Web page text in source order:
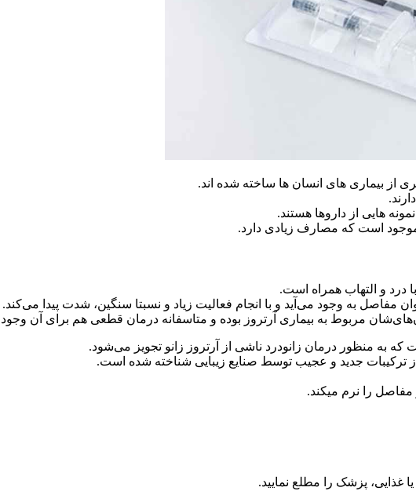
از بیماری های انسان ها ساخته شده اند.
هایی از داروها هستند.
موجود است که مصارف زیادی دارد.
درد و التهاب همراه است.
مفاصل به وجود می‌آید و با انجام فعالیت‌ زیاد و نسبتا سنگین، شدت پیدا می‌کند.
مربوط به بیماری آرتروز بوده و متاسفانه درمان قطعی هم برای آن وجود
ترکیبات جدید و عجیب توسط صنایع زیبایی شناخته شده است.
را نرم می­کند.
پزشک را مطلع نمایید.